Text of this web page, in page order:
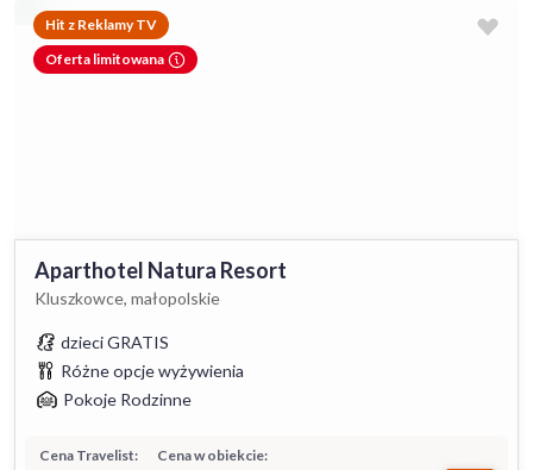
Hit z Reklamy TV
Oferta limitowana
Aparthotel Natura Resort
Kluszkowce, małopolskie
dzieci GRATIS
Różne opcje wyżywienia
Pokoje Rodzinne
Cena w obiekcie:
Cena Travelist: